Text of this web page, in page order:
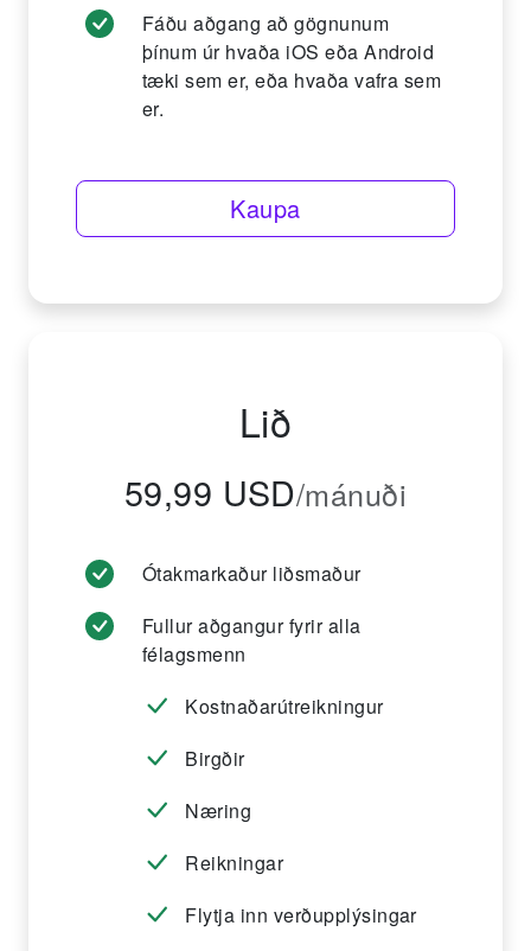
Fáðu aðgang að gögnunum
þínum úr hvaða iOS eða Android
tæki sem er, eða hvaða vafra sem
er.
Kaupa
Lið
59,99 USD/mánuði
Ótakmarkaður liðsmaður
Fullur aðgangur fyrir alla
félagsmenn
Kostnaðarútreikningur
Birgðir
Næring
Reikningar
Flytja inn verðupplýsingar